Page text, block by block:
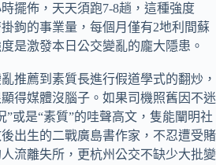
擺佈，天天須跑7-8趟，這種強度
鉤的事業量，每個月僅有2地利間蘇
是激發本日公交變亂的龐大隱患。
薦到素質長進行假道學式的翻炒，
得媒體沒腦子。如果司機照舊因不迷
”或是“素質”的哇聲高文，隻能闡明社
出生的二戰廣島書作家，不忍遭受賭
流離失所，更杭州公交不缺少大批變